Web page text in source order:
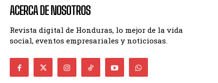
ACERCA DE NOSOTROS
Revista digital de Honduras, lo mejor de la vida
social, eventos empresariales y noticiosas.